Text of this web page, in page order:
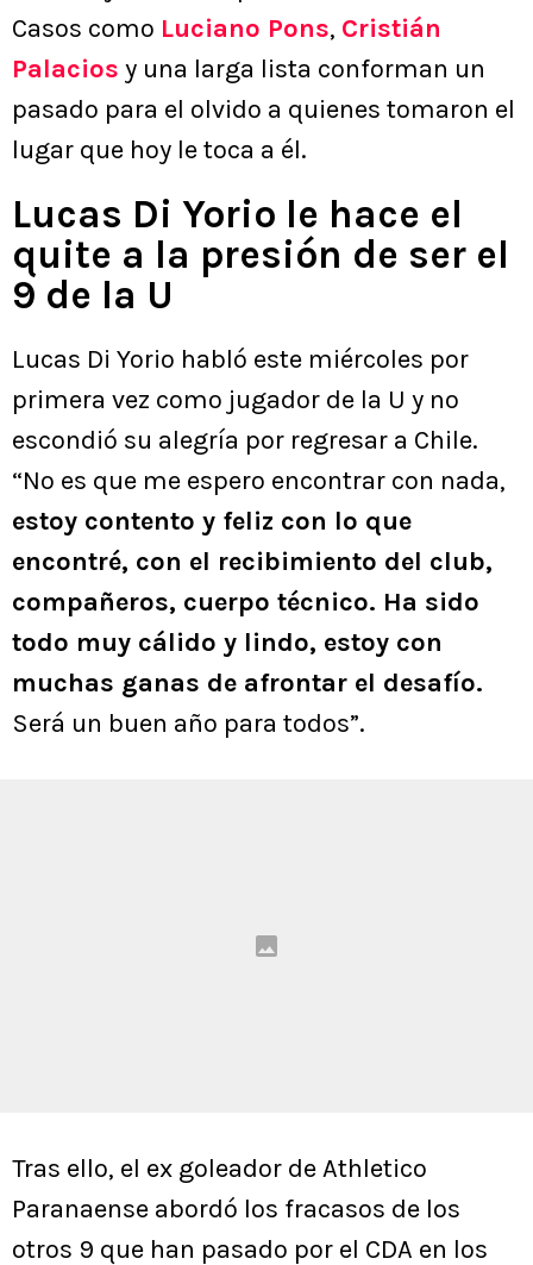
Casos como Luciano Pons, Cristián
Palacios y una larga lista conforman un
pasado para el olvido a quienes tomaron el
lugar que hoy le toca a él.
Lucas Di Yorio le hace el
quite a la presión de ser el
9 de la U
Lucas Di Yorio habló este miércoles por
primera vez como jugador de la U y no
escondió su alegría por regresar a Chile.
“No es que me espero encontrar con nada,
estoy contento y feliz con lo que
encontré, con el recibimiento del club,
compañeros, cuerpo técnico. Ha sido
todo muy cálido y lindo, estoy con
muchas ganas de afrontar el desafío.
Será un buen año para todos”.
Tras ello, el ex goleador de Athletico
Paranaense abordó los fracasos de los
otros 9 que han pasado por el CDA en los